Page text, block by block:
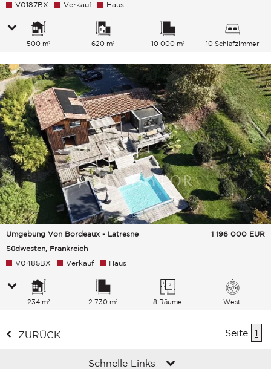
V0187BX Verkauf Haus
500 m² 620 m² 10 000 m² 10 Schlafzimmer
Umgebung Von Bordeaux - Latresne
Südwesten, Frankreich
1 196 000 EUR
V0485BX Verkauf Haus
234 m² 2 730 m² 8 Räume West
ZURÜCK Seite 1
Schnelle Links